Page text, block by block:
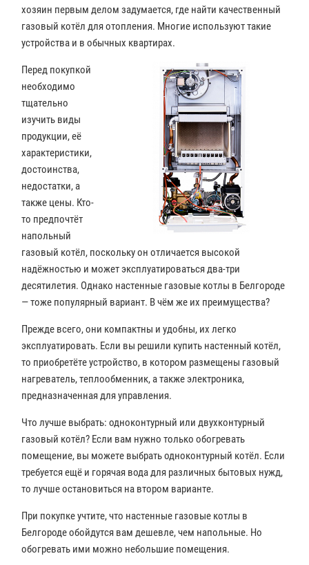
хозяин первым делом задумается, где найти качественный
газовый котёл для отопления. Многие используют такие
устройства и в обычных квартирах.
Перед покупкой
необходимо
тщательно
изучить виды
продукции, её
характеристики,
достоинства,
недостатки, а
также цены. Кто-
то предпочтёт
напольный
газовый котёл, поскольку он отличается высокой
надёжностью и может эксплуатироваться два-три
десятилетия. Однако настенные газовые котлы в Белгороде
— тоже популярный вариант. В чём же их преимущества?
Прежде всего, они компактны и удобны, их легко
эксплуатировать. Если вы решили купить настенный котёл,
то приобретёте устройство, в котором размещены газовый
нагреватель, теплообменник, а также электроника,
предназначенная для управления.
Что лучше выбрать: одноконтурный или двухконтурный
газовый котёл? Если вам нужно только обогревать
помещение, вы можете выбрать одноконтурный котёл. Если
требуется ещё и горячая вода для различных бытовых нужд,
то лучше остановиться на втором варианте.
При покупке учтите, что настенные газовые котлы в
Белгороде обойдутся вам дешевле, чем напольные. Но
обогревать ими можно небольшие помещения.